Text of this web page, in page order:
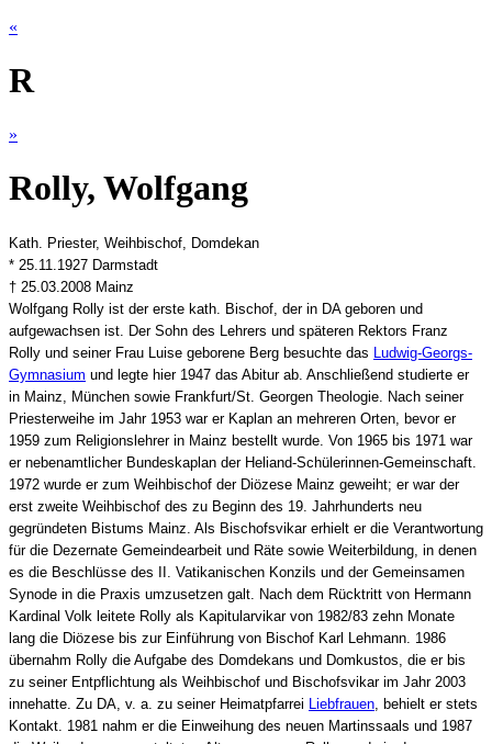
«
R
»
Rolly, Wolfgang
Kath. Priester, Weihbischof, Domdekan
* 25.11.1927 Darmstadt
† 25.03.2008 Mainz
Wolfgang Rolly ist der erste kath. Bischof, der in DA geboren und
aufgewachsen ist. Der Sohn des Lehrers und späteren Rektors Franz
Rolly und seiner Frau Luise geborene Berg besuchte das Ludwig-Georgs-
Gymnasium und legte hier 1947 das Abitur ab. Anschließend studierte er
in Mainz, München sowie Frankfurt/St. Georgen Theologie. Nach seiner
Priesterweihe im Jahr 1953 war er Kaplan an mehreren Orten, bevor er
1959 zum Religionslehrer in Mainz bestellt wurde. Von 1965 bis 1971 war
er nebenamtlicher Bundeskaplan der Heliand-Schülerinnen-Gemeinschaft.
1972 wurde er zum Weihbischof der Diözese Mainz geweiht; er war der
erst zweite Weihbischof des zu Beginn des 19. Jahrhunderts neu
gegründeten Bistums Mainz. Als Bischofsvikar erhielt er die Verantwortung
für die Dezernate Gemeindearbeit und Räte sowie Weiterbildung, in denen
es die Beschlüsse des II. Vatikanischen Konzils und der Gemeinsamen
Synode in die Praxis umzusetzen galt. Nach dem Rücktritt von Hermann
Kardinal Volk leitete Rolly als Kapitularvikar von 1982/83 zehn Monate
lang die Diözese bis zur Einführung von Bischof Karl Lehmann. 1986
übernahm Rolly die Aufgabe des Domdekans und Domkustos, die er bis
zu seiner Entpflichtung als Weihbischof und Bischofsvikar im Jahr 2003
innehatte. Zu DA, v. a. zu seiner Heimatpfarrei Liebfrauen , behielt er stets
Kontakt. 1981 nahm er die Einweihung des neuen Martinssaals und 1987